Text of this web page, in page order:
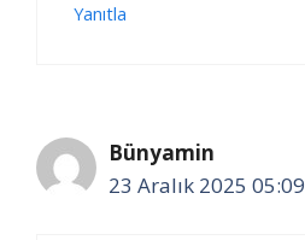
Yanıtla
Bünyamin
23 Aralık 2025 05:09